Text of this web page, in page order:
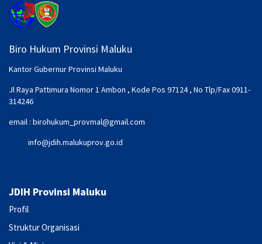
Biro Hukum Provinsi Maluku
Kantor Gubernur Provinsi Maluku
Jl Raya Pattimura Nomor 1 Ambon , Kode Pos 97124 , No Tlp/Fax 0911-
314246
email : birohukum_provmal@gmail.com
info@jdih.malukuprov.go.id
JDIH Provinsi Maluku
Profil
Struktur Organisasi